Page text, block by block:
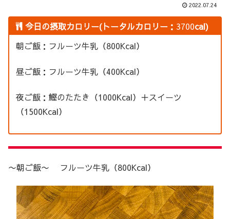
2022.07.24
今日の摂取カロリー(トータルカロリー： 3700cal)
朝ご飯：フルーツ牛乳（800Kcal）
昼ご飯：フルーツ牛乳（400Kcal）
夜ご飯：鰹のたたき（1000Kcal）＋スイーツ
（1500Kcal）
〜朝ご飯〜 フルーツ牛乳（800Kcal）